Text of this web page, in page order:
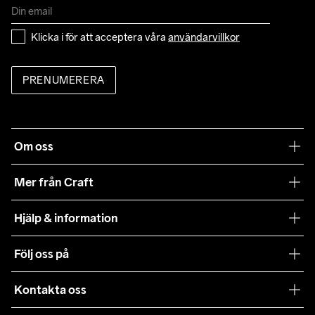
Klicka i för att acceptera våra användarvillkor
PRENUMERERA
Om oss
Mer från Craft
Teamwear
Hållbarhet
Samarbeten
Hjälp & information
Våra köpvillkor
Retur
Följ oss på
Kontakta oss